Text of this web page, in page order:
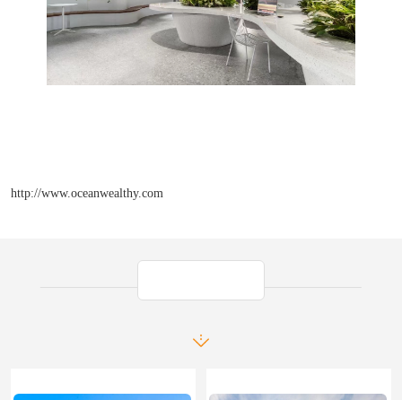
http://www.oceanwealthy.com